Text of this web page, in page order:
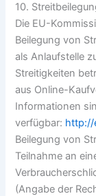
10.
Die EU-
Beilegung von
als Anlaufstelle
Streitigkeiten
aus Online-
Informationen
verfügbar: http://
Beilegung von
Teilnahme an
(Angabe der